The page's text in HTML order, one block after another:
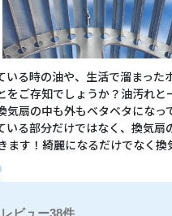
いる時の油や、生活で溜まった
をご存知でしょうか？油汚れと
気扇の中も外もベタベタになっ
いる部分だけではなく、換気扇
ます！綺麗になるだけでなく換
38件